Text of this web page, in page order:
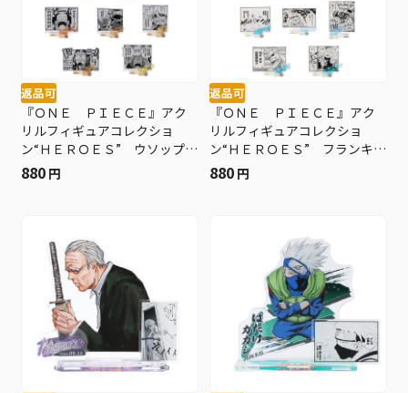
返品可
『ＯＮＥ ＰＩＥＣＥ』アク
リルフィギュアコレクショ
ン“ＨＥＲＯＥＳ” ウソップ
Ｖｏｌ．１ （全１０種／ラ
ンダム１種入り） ＢＤ２
880 円
返品可
『ＯＮＥ ＰＩＥＣＥ』アク
リルフィギュアコレクショ
ン“ＨＥＲＯＥＳ” フランキ
ー Ｖｏｌ．１ （全１０種
／ランダム１種入り） ＢＤ
880 円